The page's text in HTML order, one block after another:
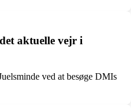
aktuelle vejr i
ved at besøge DMIs